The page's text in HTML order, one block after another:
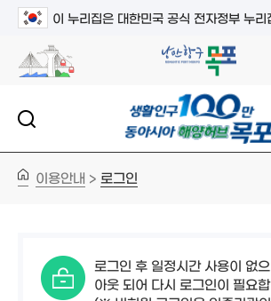
이 누리집은 대한민국 공식 전자정부 누리
이용안내 > 로그인
로그인 후 일정시간 사용이 없
아웃 되어 다시 로그인이 필요합